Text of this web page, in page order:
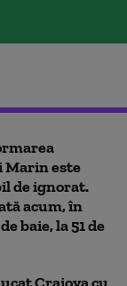
Marin este
de ignorat.
acum, în
baie, la 51 de